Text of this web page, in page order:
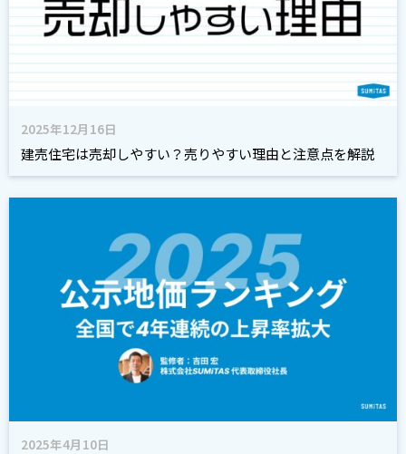
2025年12月16日
建売住宅は売却しやすい？売りやすい理由と注意点を解説
2025年4月10日